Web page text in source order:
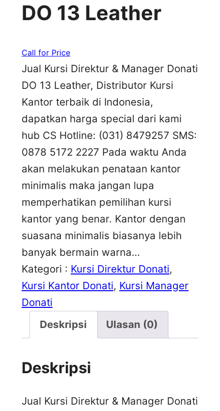
DO 13 Leather
Call for Price
Jual Kursi Direktur & Manager Donati
DO 13 Leather, Distributor Kursi
Kantor terbaik di Indonesia,
dapatkan harga special dari kami
hub CS Hotline: (031) 8479257 SMS:
0878 5172 2227 Pada waktu Anda
akan melakukan penataan kantor
minimalis maka jangan lupa
memperhatikan pemilihan kursi
kantor yang benar. Kantor dengan
suasana minimalis biasanya lebih
banyak bermain warna…
Kategori : Kursi Direktur Donati
Kursi Kantor Donati, Kursi Manager
Donati
Deskripsi
Ulasan (0)
Deskripsi
Jual Kursi Direktur & Manager Donati